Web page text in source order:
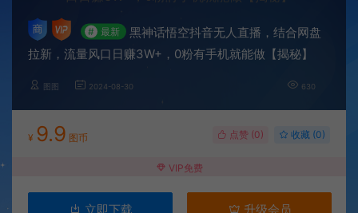
# 最新
黑神话悟空抖音无人直播，结合网盘
拉新，流量风口日赚3W+，0粉有手机就能做【揭秘】
图图 2024-08-30 630
¥ 9.9 图币 点赞 (0) 收藏 (0)
VIP免费
立即下载 升级会员